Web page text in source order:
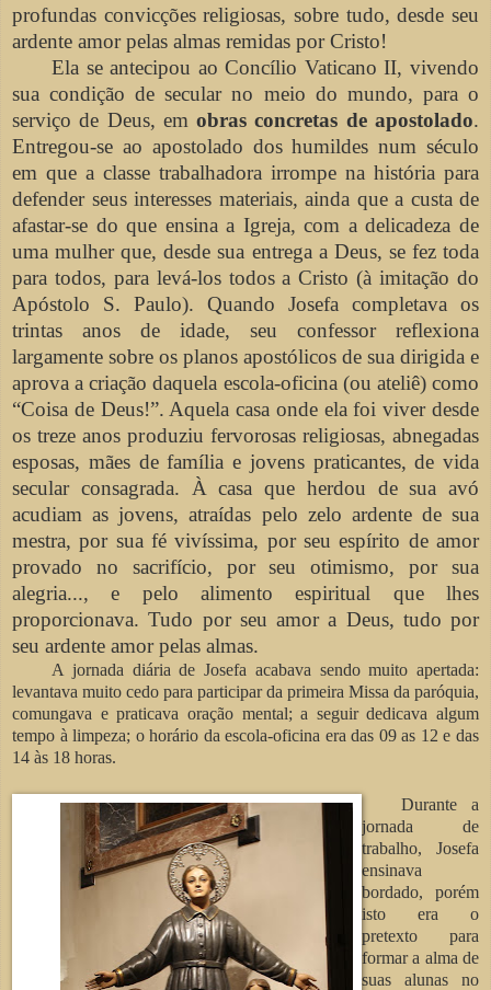
profundas convicções religiosas, sobre tudo, desde seu
ardente amor pelas almas remidas por Cristo!
Ela se antecipou ao Concílio Vaticano II, vivendo
sua condição de secular no meio do mundo, para o
serviço de Deus, emobras concretas de apostolado.
Entregou-se ao apostolado dos humildes num século
em que a classe trabalhadora irrompe na história para
defender seus interesses materiais, ainda que a custa de
afastar-se do que ensina a Igreja, com a delicadeza de
uma mulher que, desde sua entrega a Deus, se fez toda
para todos, para levá-los todos a Cristo (à imitação do
Apóstolo S. Paulo). Quando Josefa completava os
trintas anos de idade, seu confessor reflexiona
largamente sobre os planos apostólicos de sua dirigida e
aprova a criação daquela escola-oficina (ou ateliê) como
“Coisa de Deus!”. Aquela casa onde ela foi viver desde
os treze anos produziu fervorosas religiosas, abnegadas
esposas, mães de família e jovens praticantes,de vida
secular consagrada. À casa que herdou de sua avó
acudiam as jovens, atraídas pelo zelo ardente de sua
mestra, por sua fé vivíssima, por seu espírito de amor
provado no sacrifício, por seu otimismo, por sua
alegria..., e pelo alimento espiritual que lhes
proporcionava. Tudo por seu amor a Deus, tudo por
seu ardente amor pelas almas.
A jornada diária de Josefa acabava sendo muito apertada:
levantava muito cedo para participar da primeira Missa da paróquia,
comungava e praticava oração mental; a seguir dedicava algum
tempo à limpeza; o horário da escola-oficina era das 09 as 12 e das
14 às 18 horas.
Durante a
jornada de
trabalho, Josefa
ensinava
bordado, porém
isto era o
pretexto para
formar a alma de
suas alunas no